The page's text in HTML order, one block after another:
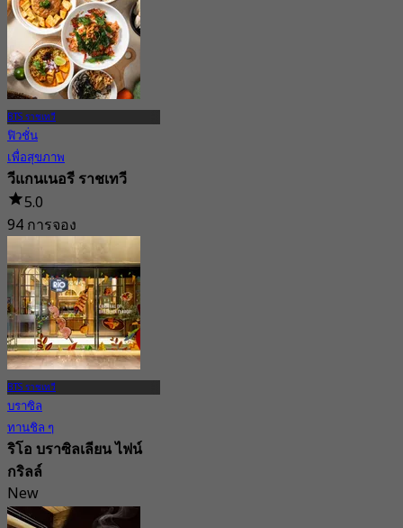
BTS ราชเทวี
ฟิวชั่น
เพื่อสุขภาพ
วีแกนเนอรี ราชเทวี
5.0
94 การจอง
จาก฿ 216.66
BTS ราชเทวี
บราซิล
ทานชิล ๆ
ริโอ บราซิลเลียน ไฟน์
กริลล์
New
4.6